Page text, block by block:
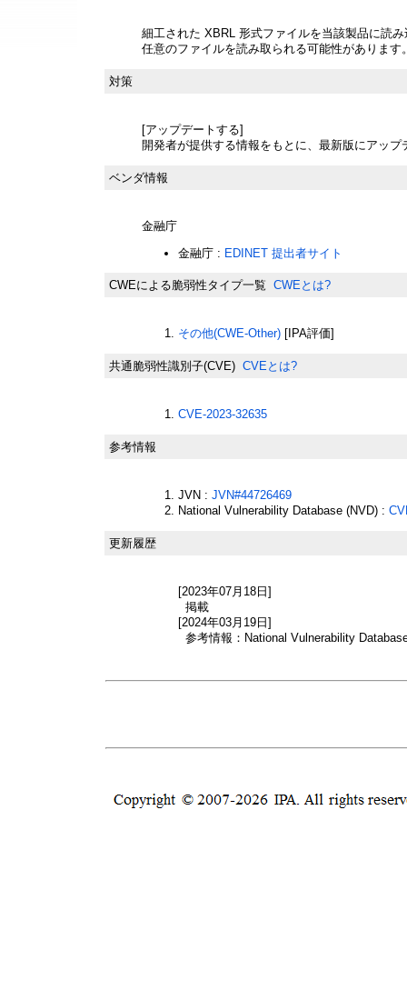
細工された XBRL 形式ファイルを当該製品に読
任意のファイルを読み取られる可能性があります
対策
[アップデートする]
開発者が提供する情報をもとに、最新版にアップ
ベンダ情報
金融庁
金融庁 : EDINET 提出者サイト
CWEによる脆弱性タイプ一覧 CWEとは?
その他(CWE-Other) [IPA評価]
共通脆弱性識別子(CVE) CVEとは?
CVE-2023-32635
参考情報
JVN : JVN#44726469
National Vulnerability Database (NVD) :
更新履歴
[2023年07月18日]
掲載
[2024年03月19日]
参考情報：National Vulnerability